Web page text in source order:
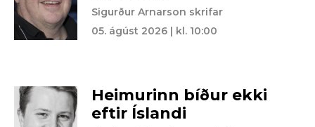
Sigurður Arnarson skrifar
05. ágúst 2026 | kl. 10:00
Heimurinn bíður ekki
eftir Íslandi